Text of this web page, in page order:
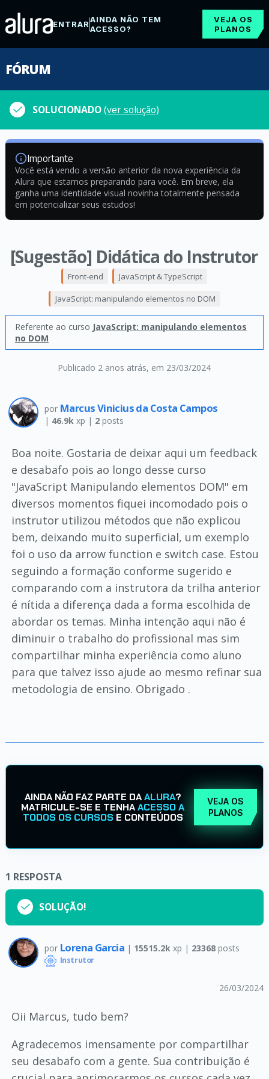
ENTRARAINDA NÃO TEM
ACESSO?
VEJA OS
PLANOS
FÓRUM
SOLUCIONADO(ver solução)
Importante
Você está vendo a versão anterior da nova experiência da
Alura que estamos preparando para você. Em breve, ela
ganha uma identidade visual novinha totalmente pensada
em potencializar seus estudos!
[Sugestão] Didática do Instrutor
Publicado 2 anos atrás, em 23/03/2024
Front-end JavaScript & TypeScript
JavaScript: manipulando elementos no DOM
Referente ao curso JavaScript: manipulando elementos
no DOM
por Marcus Vinicius da Costa Campos
| 46.9kxp | 2posts
Boa noite. Gostaria de deixar aqui um feedback
e desabafo pois ao longo desse curso
"JavaScript Manipulando elementos DOM" em
diversos momentos fiquei incomodado pois o
instrutor utilizou métodos que não explicou
bem, deixando muito superficial, um exemplo
foi o uso da arrow function e switch case. Estou
seguindo a formação conforme sugerido e
comparando com a instrutora da trilha anterior
é nítida a diferença dada a forma escolhida de
abordar os temas. Minha intenção aqui não é
diminuir o trabalho do profissional mas sim
compartilhar minha experiência como aluno
para que talvez isso ajude ao mesmo refinar sua
metodologia de ensino. Obrigado .
AINDA NÃO FAZ PARTE DAALURA?
MATRICULE-SE E TENHAACESSO A
TODOS OS CURSOS E CONTEÚDOS
VEJA OS
PLANOS
1 RESPOSTA
SOLUÇÃO!
por Lorena Garcia | 15515.2k xp | 23368posts
Instrutor
26/03/2024
Oii Marcus, tudo bem?
Agradecemos imensamente por compartilhar
seu desabafo com a gente. Sua contribuição é